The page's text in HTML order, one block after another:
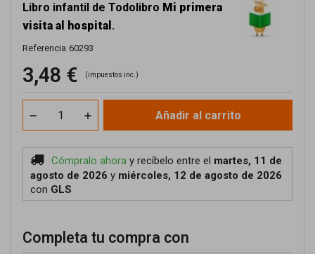
Libro infantil de Todolibro Mi primera
visita al hospital .
Referencia 60293
3,48 € (impuestos inc.)
Añadir al carrito
Cómpralo ahora y recíbelo entre el martes, 11 de
agosto de 2026 y miércoles, 12 de agosto de 2026
con GLS
Completa tu compra con